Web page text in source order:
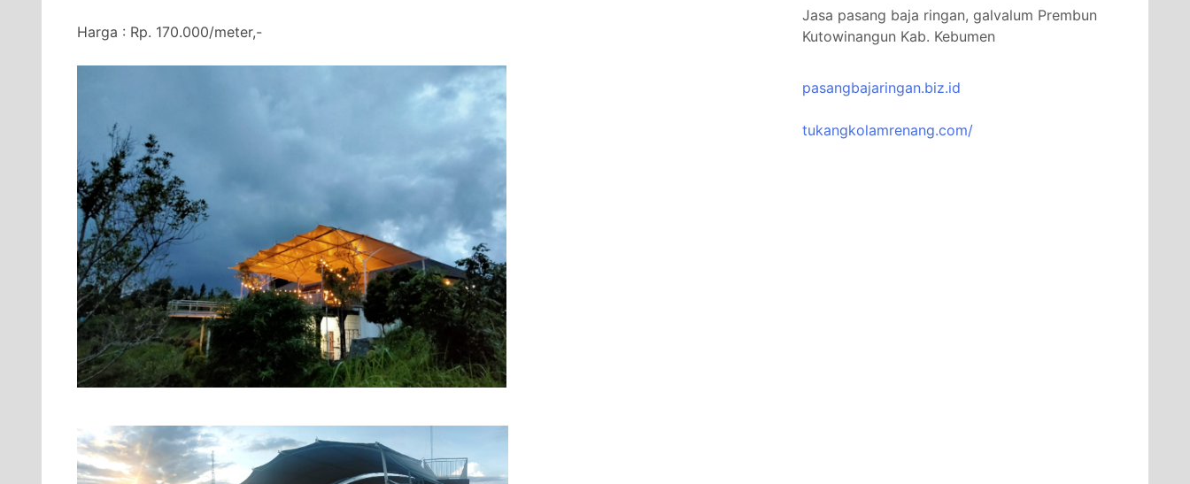
Harga : Rp. 170.000/meter,-
Jasa pasang baja ringan, galvalum Prembun
Kutowinangun Kab. Kebumen
pasangbajaringan.biz.id
tukangkolamrenang.com/